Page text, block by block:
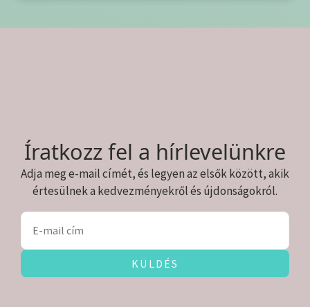
Íratkozz fel a hírlevelünkre
Adja meg e-mail címét, és legyen az elsők között, akik
értesülnek a kedvezményekről és újdonságokról.
KÜLDÉS